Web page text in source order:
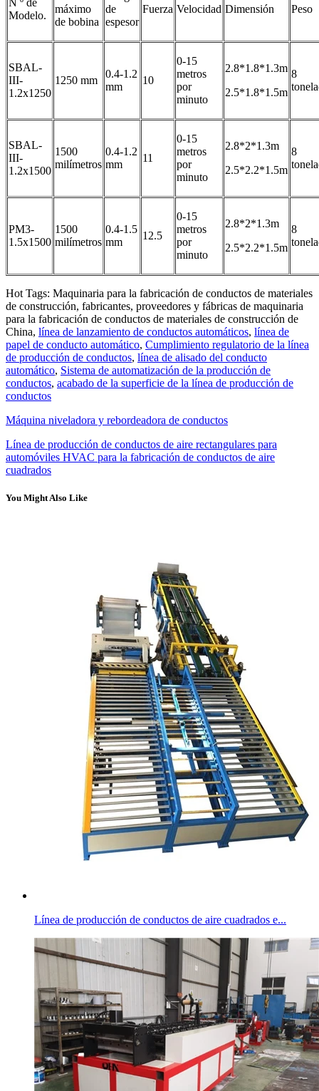
N º de
Modelo.
máximo
de bobina
de
espesor
Fuerza Velocidad Dimensión Peso
SBAL-
III-
1.2x1250
1250 mm
0.4-1.2
mm
10
0-15
metros
por
minuto
2.8*1.8*1.3m
2.5*1.8*1.5m
8
SBAL-
III-
1.2x1500
1500
milímetros
0.4-1.2
mm
11
0-15
metros
por
minuto
2.8*2*1.3m
2.5*2.2*1.5m
8
PM3-
1.5x1500
1500
milímetros
0.4-1.5
mm
12.5
0-15
metros
por
minuto
2.8*2*1.3m
2.5*2.2*1.5m
8
Hot Tags: Maquinaria para la fabricación de conductos de materiales
de construcción, fabricantes, proveedores y fábricas de maquinaria
para la fabricación de conductos de materiales de construcción de
China, línea de lanzamiento de conductos automáticos, línea de
papel de conducto automático, Cumplimiento regulatorio de la línea
de producción de conductos, línea de alisado del conducto
automático, Sistema de automatización de la producción de
conductos, acabado de la superficie de la línea de producción de
conductos
Máquina niveladora y rebordeadora de conductos
Línea de producción de conductos de aire rectangulares para
automóviles HVAC para la fabricación de conductos de aire
cuadrados
You Might Also Like
Línea de producción de conductos de aire cuadrados e...